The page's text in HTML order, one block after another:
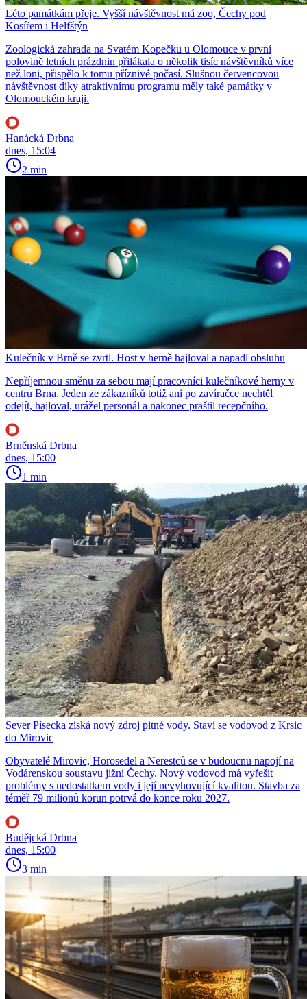
Léto památkám přeje. Vyšší návštěvnost má zoo, Čechy pod
Kosířem i Helfštýn
Zoologická zahrada na Svatém Kopečku u Olomouce v první
polovině letních prázdnin přilákala o několik tisíc návštěvníků více
než loni, přispělo k tomu příznivé počasí. Slušnou červencovou
návštěvnost díky atraktivnímu programu měly také památky v
Olomouckém kraji.
Hanácká Drbna
dnes, 15:04
2 min
Kulečník v Brně se zvrtl. Host v herně hajloval a napadl obsluhu
Nepříjemnou směnu za sebou mají pracovníci kulečníkové herny v
centru Brna. Jeden ze zákazníků totiž ani po zavíračce nechtěl
odejít, hajloval, urážel personál a nakonec praštil recepčního.
Brněnská Drbna
dnes, 15:00
1 min
Sever Písecka získá nový zdroj pitné vody. Staví se vodovod z Krsic
do Mirovic
Obyvatelé Mirovic, Horosedel a Nerestců se v budoucnu napojí na
Vodárenskou soustavu jižní Čechy. Nový vodovod má vyřešit
problémy s nedostatkem vody i její nevyhovující kvalitou. Stavba za
téměř 79 milionů korun potrvá do konce roku 2027.
Budějcká Drbna
dnes, 15:00
3 min